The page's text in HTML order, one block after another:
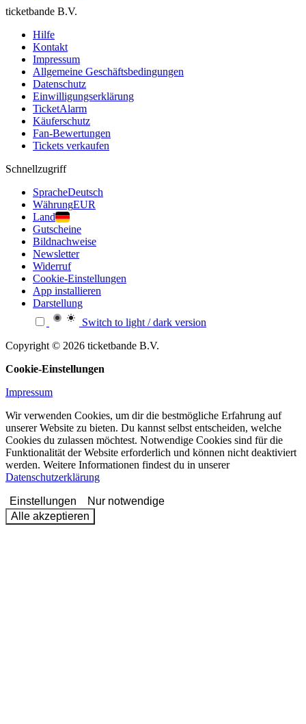
ticketbande B.V.
Hilfe
Kontakt
Impressum
Allgemeine Geschäftsbedingungen
Datenschutz
Einwilligungserklärung
TicketAlarm
Käuferschutz
Fan-Bewertungen
Tickets verkaufen
Schnellzugriff
SpracheDeutsch
WährungEUR
Land
Gutscheine
Bildnachweise
Newsletter
Widerruf
Cookie-Einstellungen
App installieren
Darstellung
Switch to light / dark version
Copyright © 2026 ticketbande B.V.
Cookie-Einstellungen
Impressum
Wir verwenden Cookies, um dir die bestmögliche Erfahrung auf
unserer Website zu bieten. Du kannst selbst entscheiden, welche
Cookies du zulassen möchtest. Notwendige Cookies sind für die
Funktionalität der Website erforderlich und können nicht deaktiviert
werden. Weitere Informationen findest du in unserer
Datenschutzerklärung
Einstellungen
Nur notwendige
Alle akzeptieren